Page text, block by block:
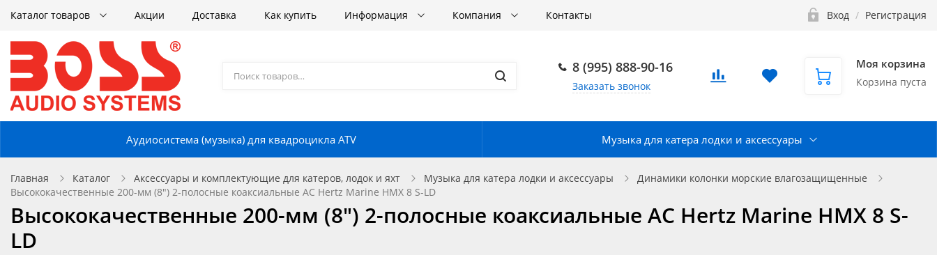
Каталог товаров Акции Доставка Как купить Информация Компания Контакты Вход / Регистрация
8 (995) 888-90-16
Заказать звонок
Моя корзина
Корзина пуста
Аудиосистема (музыка) для квадроцикла ATV Музыка для катера лодки и аксессуары
Главная Каталог Аксессуары и комплектующие для катеров, лодок и яхт Музыка для катера лодки и аксессуары
Динамики колонки морские влагозащищенные
Высококачественные 200-мм (8") 2-полосные коаксиальные АС Hertz Marine HMX 8 S-LD
Высококачественные 200-мм (8") 2-полосные коаксиальные АС Hertz Marine HMX 8 S-
LD